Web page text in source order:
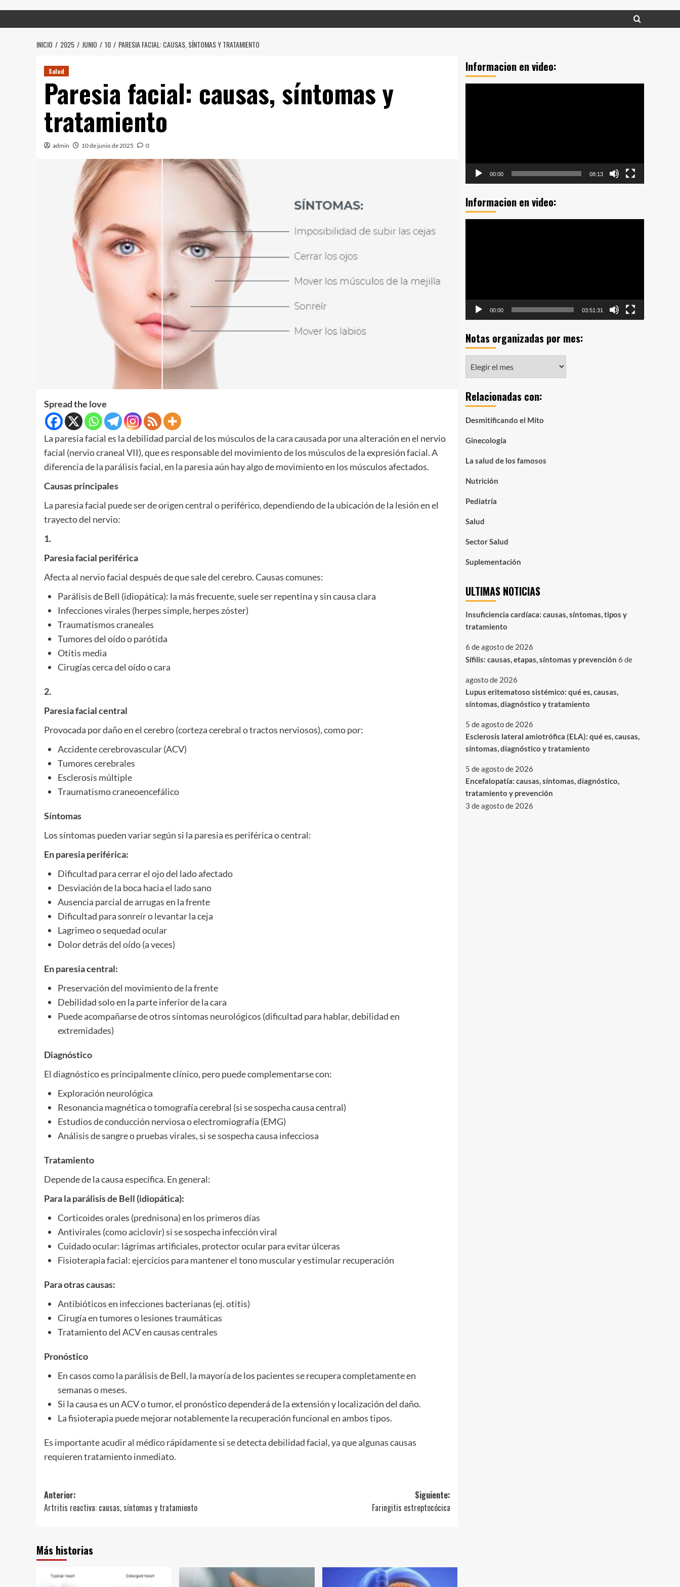
INICIO 2025 JUNIO 10 PARESIA FACIAL: CAUSAS, SÍNTOMAS Y TRATAMIENTO
Salud
Paresia facial: causas, síntomas y
tratamiento
admin 10 de junio de 2025 0
Spread the love
La paresia facial es la debilidad parcial de los músculos de la cara causada por una alteración en el nervio
facial (nervio craneal VII), que es responsable del movimiento de los músculos de la expresión facial. A
diferencia de la parálisis facial, en la paresia aún hay algo de movimiento en los músculos afectados.
Causas principales
La paresia facial puede ser de origen central o periférico, dependiendo de la ubicación de la lesión en el
trayecto del nervio:
1.
Paresia facial periférica
Afecta al nervio facial después de que sale del cerebro. Causas comunes:
Parálisis de Bell (idiopática): la más frecuente, suele ser repentina y sin causa clara
Infecciones virales (herpes simple, herpes zóster)
Traumatismos craneales
Tumores del oído o parótida
Otitis media
Cirugías cerca del oído o cara
2.
Paresia facial central
Provocada por daño en el cerebro (corteza cerebral o tractos nerviosos), como por:
Accidente cerebrovascular (ACV)
Tumores cerebrales
Esclerosis múltiple
Traumatismo craneoencefálico
Síntomas
Los síntomas pueden variar según si la paresia es periférica o central:
En paresia periférica:
Dificultad para cerrar el ojo del lado afectado
Desviación de la boca hacia el lado sano
Ausencia parcial de arrugas en la frente
Dificultad para sonreír o levantar la ceja
Lagrimeo o sequedad ocular
Dolor detrás del oído (a veces)
En paresia central:
Preservación del movimiento de la frente
Debilidad solo en la parte inferior de la cara
Puede acompañarse de otros síntomas neurológicos (dificultad para hablar, debilidad en
extremidades)
Diagnóstico
El diagnóstico es principalmente clínico, pero puede complementarse con:
Exploración neurológica
Resonancia magnética o tomografía cerebral (si se sospecha causa central)
Estudios de conducción nerviosa o electromiografía (EMG)
Análisis de sangre o pruebas virales, si se sospecha causa infecciosa
Tratamiento
Depende de la causa específica. En general:
Para la parálisis de Bell (idiopática):
Corticoides orales (prednisona) en los primeros días
Antivirales (como aciclovir) si se sospecha infección viral
Cuidado ocular: lágrimas artificiales, protector ocular para evitar úlceras
Fisioterapia facial: ejercicios para mantener el tono muscular y estimular recuperación
Para otras causas:
Antibióticos en infecciones bacterianas (ej. otitis)
Cirugía en tumores o lesiones traumáticas
Tratamiento del ACV en causas centrales
Pronóstico
En casos como la parálisis de Bell, la mayoría de los pacientes se recupera completamente en
semanas o meses.
Si la causa es un ACV o tumor, el pronóstico dependerá de la extensión y localización del daño.
La fisioterapia puede mejorar notablemente la recuperación funcional en ambos tipos.
Es importante acudir al médico rápidamente si se detecta debilidad facial, ya que algunas causas
requieren tratamiento inmediato.
Navegación
de
Anterior:
Artritis reactiva: causas, síntomas y tratamiento
Siguiente:
Faringitis estreptocócica
Más historias
Informacion en video:
00:00 08:13
Informacion en video:
00:00 03:51:31
Notas organizadas por mes:
organizadas
mes:
Relacionadas con:
Desmitificando el Mito
Ginecología
La salud de los famosos
Nutrición
Pediatría
Salud
Sector Salud
Suplementación
ULTIMAS NOTICIAS
Insuficiencia cardíaca: causas, síntomas, tipos y
tratamiento
6 de agosto de 2026
Sífilis: causas, etapas, síntomas y prevención 6 de
agosto de 2026
Lupus eritematoso sistémico: qué es, causas,
síntomas, diagnóstico y tratamiento
5 de agosto de 2026
Esclerosis lateral amiotrófica (ELA): qué es, causas,
síntomas, diagnóstico y tratamiento
5 de agosto de 2026
Encefalopatía: causas, síntomas, diagnóstico,
tratamiento y prevención
3 de agosto de 2026